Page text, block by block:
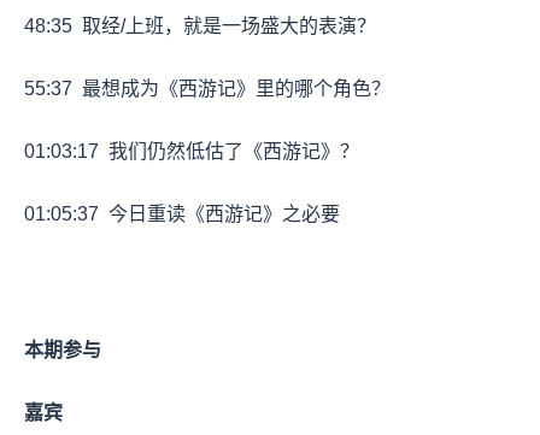
48:35 取经/上班，就是一场盛大的表演？
55:37 最想成为《西游记》里的哪个角色？
01:03:17 我们仍然低估了《西游记》？
01:05:37 今日重读《西游记》之必要
本期参与
嘉宾